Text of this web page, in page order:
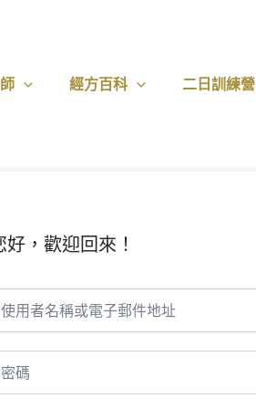
經方百科 二日訓練營
好，歡迎回來！